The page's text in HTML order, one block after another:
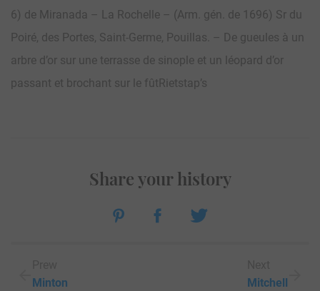
6) de Miranada – La Rochelle – (Arm. gén. de 1696) Sr du
Poiré, des Portes, Saint-Germe, Pouillas. – De gueules à un
arbre d’or sur une terrasse de sinople et un léopard d’or
passant et brochant sur le fûtRietstap’s
Minton
Share your history
Mitchell